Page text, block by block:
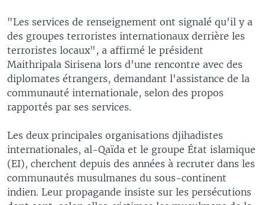
"Les services de renseignement ont signalé qu'il y a
des groupes terroristes internationaux derrière les
terroristes locaux", a affirmé le président
Maithripala Sirisena lors d'une rencontre avec des
diplomates étrangers, demandant l'assistance de la
communauté internationale, selon des propos
rapportés par ses services.
Les deux principales organisations djihadistes
internationales, al-Qaïda et le groupe État islamique
(EI), cherchent depuis des années à recruter dans les
communautés musulmanes du sous-continent
indien. Leur propagande insiste sur les persécutions